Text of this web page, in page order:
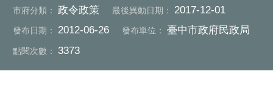
市府分類： 政令政策 最後異動日期： 2017-12-01
發布日期： 2012-06-26 發布單位： 臺中市政府民政局
點閱次數： 3373